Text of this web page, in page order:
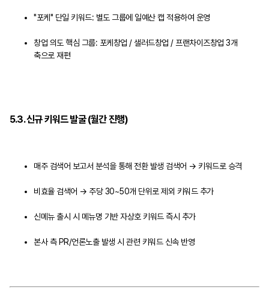
"포케" 단일 키워드: 별도 그룹에 일예산 캡 적용하여 운영
창업 의도 핵심 그룹: 포케창업 / 샐러드창업 / 프랜차이즈창업 3개
축으로 재편
5.3. 신규 키워드 발굴 (월간 진행)
매주 검색어 보고서 분석을 통해 전환 발생 검색어 → 키워드로 승격
비효율 검색어 → 주당 30~50개 단위로 제외 키워드 추가
신메뉴 출시 시 메뉴명 기반 자상호 키워드 즉시 추가
본사 측 PR/언론노출 발생 시 관련 키워드 신속 반영